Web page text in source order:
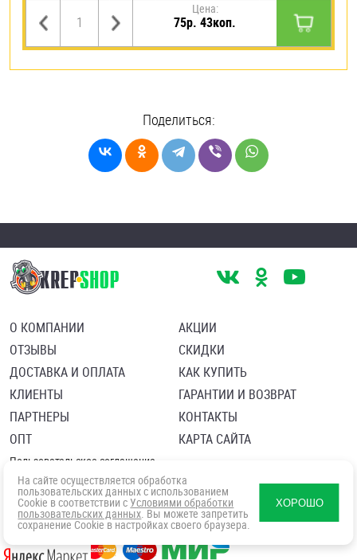
Цена:
75р. 43коп.
Поделиться:
О КОМПАНИИ
ОТЗЫВЫ
ДОСТАВКА И ОПЛАТА
КЛИЕНТЫ
ПАРТНЕРЫ
ОПТ
АКЦИИ
СКИДКИ
КАК КУПИТЬ
ГАРАНТИИ И ВОЗВРАТ
КОНТАКТЫ
КАРТА САЙТА
Пользовательское соглашение
Политика в отношении обработки персональных данных
Согласие посетителя сайта на обработку персональных данны
На сайте осуществляется обработка
пользовательских данных с использованием
Cookie в соответствии с Условиями обработки
пользовательских данных. Вы можете запретить
сохранение Cookie в настройках своего браузера.
ХОРОШО